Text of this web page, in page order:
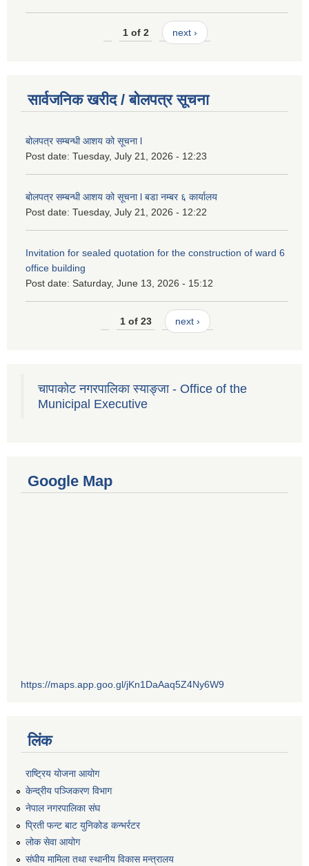
1 of 2 next ›
सार्वजनिक खरीद / बोलपत्र सूचना
बोलपत्र सम्बन्धी आशय को सूचना l
Post date: Tuesday, July 21, 2026 - 12:23
बोलपत्र सम्बन्धी आशय को सूचना l बडा नम्बर ६ कार्यालय
Post date: Tuesday, July 21, 2026 - 12:22
Invitation for sealed quotation for the construction of ward 6
office building
Post date: Saturday, June 13, 2026 - 15:12
1 of 23 next ›
चापाकोट नगरपालिका स्याङ्जा - Office of the
Municipal Executive
Google Map
https://maps.app.goo.gl/jKn1DaAaq5Z4Ny6W9
लिंक
राष्ट्रिय योजना आयोग
केन्द्रीय पञ्जिकरण विभाग
नेपाल नगरपालिका संघ
प्रिती फन्ट बाट युनिकोड कन्भर्रटर
लोक सेवा आयोग
संघीय मामिला तथा स्थानीय विकास मन्त्रालय